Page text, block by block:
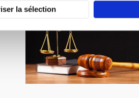
la sélection